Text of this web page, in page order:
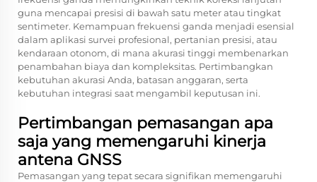
guna mencapai presisi di bawah satu meter atau tingkat
sentimeter. Kemampuan frekuensi ganda menjadi esensial
dalam aplikasi survei profesional, pertanian presisi, atau
kendaraan otonom, di mana akurasi tinggi membenarkan
penambahan biaya dan kompleksitas. Pertimbangkan
kebutuhan akurasi Anda, batasan anggaran, serta
kebutuhan integrasi saat mengambil keputusan ini.
Pertimbangan pemasangan apa
saja yang memengaruhi kinerja
antena GNSS
Pemasangan yang tepat secara signifikan memengaruhi